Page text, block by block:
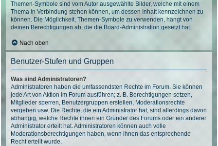
Themen-Symbole sind vom Autor ausgewählte Bilder, welche mit einem
Thema in Verbindung stehen können, um dessen Inhalt kennzeichnen zu
können. Die Möglichkeit, Themen-Symbole zu verwenden, hängt von
deinen Berechtigungen ab, die die Board-Administration gesetzt hat.
Nach oben
Benutzer-Stufen und Gruppen
Was sind Administratoren?
Administratoren haben die umfassendsten Rechte im Forum. Sie können
jede Art von Aktion im Forum ausführen; z. B. Berechtigungen setzen,
Mitglieder sperren, Benutzergruppen erstellen, Moderationsrechte
vergeben usw. Die Rechte, die ein Administrator hat, sind allerdings davon
abhängig, welche Rechte ihnen ein Gründer des Forums oder ein anderer
Administrator erteilt hat. Administratoren können auch volle
Moderationsberechtigungen haben, wenn ihnen das entsprechende
Recht erteilt wurde.